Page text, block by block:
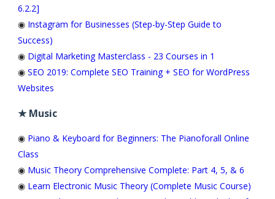
6.2.2]
◉ Instagram for Businesses (Step-by-Step Guide to
Success)
◉ Digital Marketing Masterclass - 23 Courses in 1
◉ SEO 2019: Complete SEO Training + SEO for WordPress
Websites
★ Music
◉ Piano & Keyboard for Beginners: The Pianoforall Online
Class
◉ Music Theory Comprehensive Complete: Part 4, 5, & 6
◉ Learn Electronic Music Theory (Complete Music Course)